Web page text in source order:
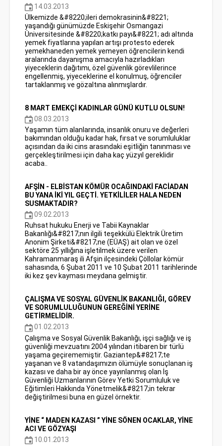
14.03.2013
Ülkemizde &#8220;ileri demokrasinin&#8221;
yaşandığı günümüzde Eskişehir Osmangazi
Üniversitesinde &#8220;katkı payı&#8221; adı altında
yemek fiyatlarına yapılan artışı protesto ederek
yemekhaneden yemek yemeyen öğrencilerin kendi
aralarında dayanışma amacıyla hazırladıkları
yiyeceklerin dağıtımı, özel güvenlik görevlilerince
engellenmiş, yiyeceklerine el konulmuş, öğrenciler
tartaklanmış ve gözaltına alınmışlardır.
8 MART EMEKÇİ KADINLAR GÜNÜ KUTLU OLSUN!
08.03.2013
Yaşamın tüm alanlarında, insanlık onuru ve değerleri
bakımından olduğu kadar hak, fırsat ve sorumluluklar
açısından da iki cins arasındaki eşitliğin tanınması ve
gerçekleştirilmesi için daha kaç yüzyıl gereklidir
acaba..
AFŞİN - ELBİSTAN KÖMÜR OCAĞINDAKİ FACİADAN
BU YANA İKİ YIL GEÇTİ. YETKİLİLER HALA NEDEN
SUSMAKTADIR?
09.02.2013
Ruhsat hukuku Enerji ve Tabii Kaynaklar
Bakanlığı&#8217;nın ilgili teşekkülü Elektrik Üretim
Anonim Şirketi&#8217;ne (EÜAŞ) ait olan ve özel
sektöre 25 yıllığına işletilmek üzere verilen
Kahramanmaraş ili Afşin ilçesindeki Çöllolar kömür
sahasında, 6 Şubat 2011 ve 10 Şubat 2011 tarihlerinde
iki kez şev kayması meydana gelmiştir.
ÇALIŞMA VE SOSYAL GÜVENLİK BAKANLIĞI, GÖREV
VE SORUMLULUĞUNUN GEREĞİNİ YERİNE
GETİRMELİDİR.
01.02.2013
Çalışma ve Sosyal Güvenlik Bakanlığı, işçi sağlığı ve iş
güvenliği mevzuatını 2004 yılından itibaren bir türlü
yaşama geçirememiştir. Gaziantep&#8217;te
yaşanan ve 8 vatandaşımızın ölümüyle sonuçlanan iş
kazası ve daha bir ay önce yayınlanmış olan İş
Güvenliği Uzmanlarının Görev Yetki Sorumluluk ve
Eğitimleri Hakkında Yönetmelik&#8217;in tekrar
değiştirilmesi buna en güzel örnektir.
YİNE “ MADEN KAZASI ” YİNE SÖNEN OCAKLAR, YİNE
ACI VE GÖZYAŞI
10.01.2013